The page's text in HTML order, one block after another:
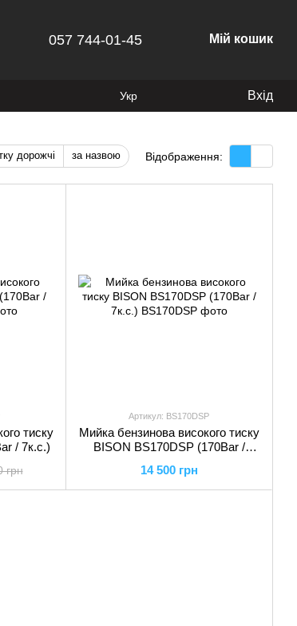
057 744-01-45 Мій кошик
Укр Вхід
дорожчі за назвою Відображення:
тиску
/ 7к.с.)
грн
Артикул: BS170DSP
Мийка бензинова високого тиску
BISON BS170DSP (170Bar /
14 500 грн